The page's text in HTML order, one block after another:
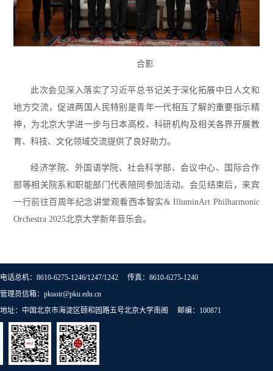
合影
此次会见深入落实了习近平总书记关于深化拓展中日人文和
地方交流，促进两国人民特别是青年一代相互了解的重要指示精
神，为北京大学进一步与日本高校、科研机构及相关各界开展教
育、科技、文化领域交流提供了良好助力。
经济学院、外国语学院、社会科学部、会议中心、国际合作
部等相关院系和职能部门代表陪同参加活动。会见结束后，来宾
一行前往百周年纪念讲堂观看西本智实& IlluminArt Philharmonic
Orchestra 2025北京大学新年音乐会。
电话总机：8610-6275-1246/1247/1242 传真：8610-6275-1240
管理员信箱：pkuoir@pku.edu.cn
地址：中国北京市海淀区颐和园路五号北京大学南阁 邮编：100871